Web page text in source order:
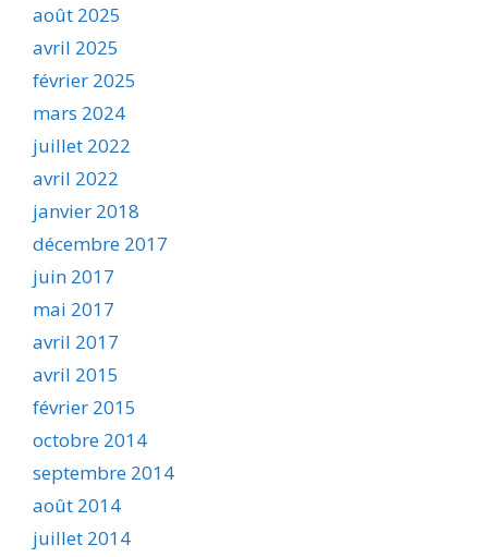
août 2025
avril 2025
février 2025
mars 2024
juillet 2022
avril 2022
janvier 2018
décembre 2017
juin 2017
mai 2017
avril 2017
avril 2015
février 2015
octobre 2014
septembre 2014
août 2014
juillet 2014